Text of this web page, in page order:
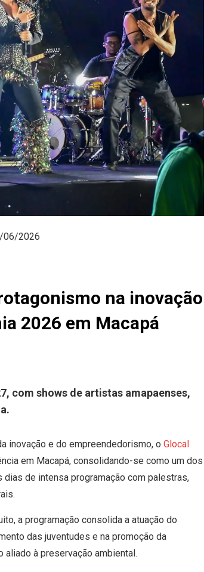
06/2026
na inovação
2026 em Macapá
com shows de artistas amapaenses,
inovação e do empreendedorismo, o Glocal
em Macapá, consolidando-se como um dos
de intensa programação com palestras,
a programação consolida a atuação do
das juventudes e na promoção da
à preservação ambiental.